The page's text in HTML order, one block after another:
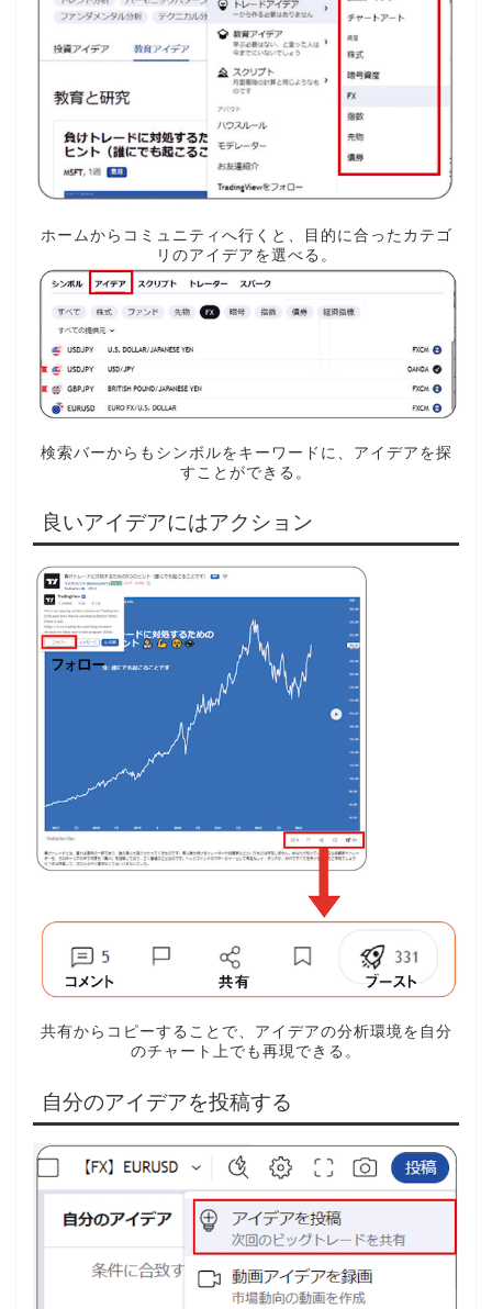
ホームからコミュニティへ行くと、目的に合ったカテゴ
リのアイデアを選べる。
検索バーからもシンボルをキーワードに、アイデアを探
すことができる。
良いアイデアにはアクション
共有からコピーすることで、アイデアの分析環境を自分
のチャート上でも再現できる。
自分のアイデアを投稿する